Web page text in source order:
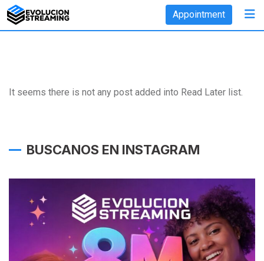
Skip
to
Appointment
It seems there is not any post added into Read Later list.
BUSCANOS EN INSTAGRAM